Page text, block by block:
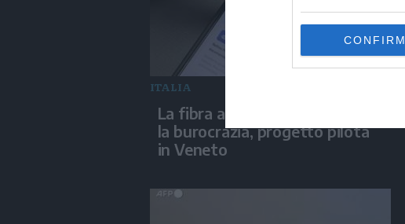
CONFIRM
ITALIA
La fibra aiuta l'IA ad abbattere
la burocrazia, progetto pilota
in Veneto